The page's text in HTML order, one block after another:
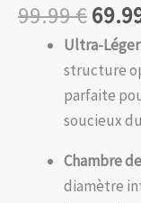
99.99€
Ultra-
structure
parfaite
soucieux
Chambre
diamètre